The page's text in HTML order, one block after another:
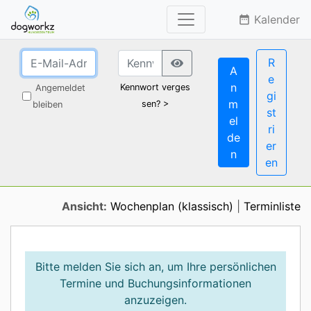
date_range Kalender
Angemeldet
bleiben
Kennwort verges
sen? >
A
n
m
el
de
n
R
e
gi
st
ri
er
en
Ansicht: Wochenplan (klassisch) Terminliste
Bitte melden Sie sich an, um Ihre persönlichen
Termine und Buchungsinformationen
anzuzeigen.